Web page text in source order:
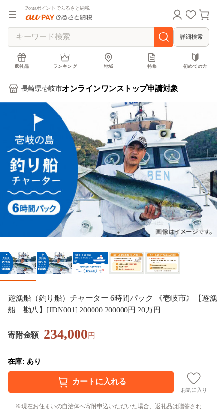
Pontaポイントでふるさと納税
詳細検索
返礼品 ランキング 地域 特集 初めての方
長崎県壱岐市オンラインワンストップ申請対象
遊漁船（釣り船）チャーター 6時間パック 《壱岐市》【遊漁
船 勘八】[JDN001] 200000 200000円 20万円
寄附金額 234,000円
在庫: あり
お気に入り
現在お住まいの自治体へ寄附申込いただいた場合、返礼品は贈答され